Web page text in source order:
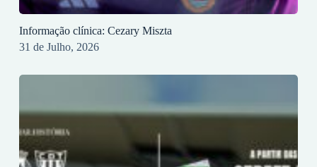
Informação clínica: Cezary Miszta
31 de Julho, 2026